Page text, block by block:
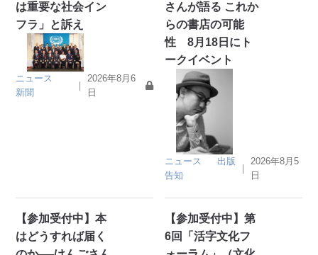
は重要な社会イン
フラ」と訴え
ニュース
新聞
｜
2026年8月6
日
さんが語る これか
らの書店の可能
性 8月18日にト
ークイベント
ニュース
出版
告知
｜
2026年8月5
日
【参加受付中】本
はどうすれば届く
【参加受付中】第
6回「活字文化フ